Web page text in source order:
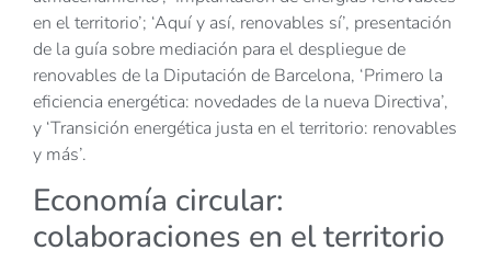
en el territorio’; ‘Aquí y así, renovables sí’, presentación
de la guía sobre mediación para el despliegue de
renovables de la Diputación de Barcelona, ‘Primero la
eficiencia energética: novedades de la nueva Directiva’,
y ‘Transición energética justa en el territorio: renovables
y más’.
Economía circular:
colaboraciones en el territorio